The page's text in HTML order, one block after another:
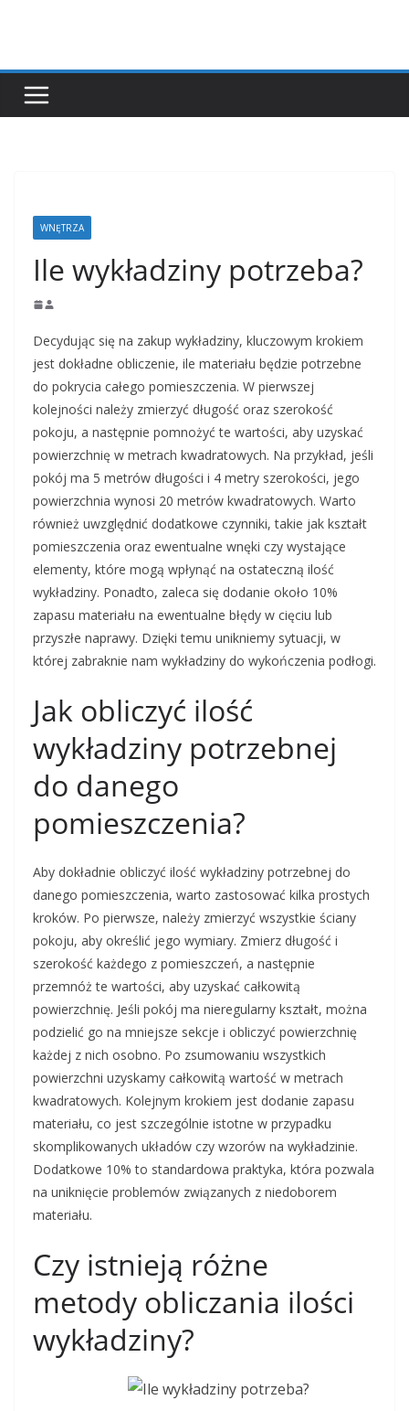
WNĘTRZA
Ile wykładziny potrzeba?
Decydując się na zakup wykładziny, kluczowym krokiem
jest dokładne obliczenie, ile materiału będzie potrzebne
do pokrycia całego pomieszczenia. W pierwszej
kolejności należy zmierzyć długość oraz szerokość
pokoju, a następnie pomnożyć te wartości, aby uzyskać
powierzchnię w metrach kwadratowych. Na przykład, jeśli
pokój ma 5 metrów długości i 4 metry szerokości, jego
powierzchnia wynosi 20 metrów kwadratowych. Warto
również uwzględnić dodatkowe czynniki, takie jak kształt
pomieszczenia oraz ewentualne wnęki czy wystające
elementy, które mogą wpłynąć na ostateczną ilość
wykładziny. Ponadto, zaleca się dodanie około 10%
zapasu materiału na ewentualne błędy w cięciu lub
przyszłe naprawy. Dzięki temu unikniemy sytuacji, w
której zabraknie nam wykładziny do wykończenia podłogi.
Jak obliczyć ilość
wykładziny potrzebnej
do danego
pomieszczenia?
Aby dokładnie obliczyć ilość wykładziny potrzebnej do
danego pomieszczenia, warto zastosować kilka prostych
kroków. Po pierwsze, należy zmierzyć wszystkie ściany
pokoju, aby określić jego wymiary. Zmierz długość i
szerokość każdego z pomieszczeń, a następnie
przemnóż te wartości, aby uzyskać całkowitą
powierzchnię. Jeśli pokój ma nieregularny kształt, można
podzielić go na mniejsze sekcje i obliczyć powierzchnię
każdej z nich osobno. Po zsumowaniu wszystkich
powierzchni uzyskamy całkowitą wartość w metrach
kwadratowych. Kolejnym krokiem jest dodanie zapasu
materiału, co jest szczególnie istotne w przypadku
skomplikowanych układów czy wzorów na wykładzinie.
Dodatkowe 10% to standardowa praktyka, która pozwala
na uniknięcie problemów związanych z niedoborem
materiału.
Czy istnieją różne
metody obliczania ilości
wykładziny?